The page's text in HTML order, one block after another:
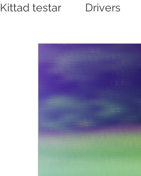
Kittad testar Drivers
Fairway,
Golfbollar